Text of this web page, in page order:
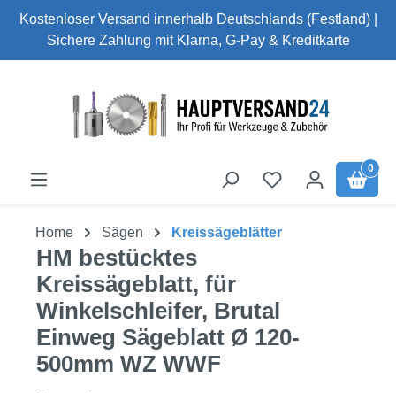
Zum Hauptinhalt springen
Kostenloser Versand innerhalb Deutschlands (Festland) |
Sichere Zahlung mit Klarna, G-Pay & Kreditkarte
0
Home Sägen Kreissägeblätter
HM bestücktes
Kreissägeblatt, für
Winkelschleifer, Brutal
Einweg Sägeblatt Ø 120-
500mm WZ WWF